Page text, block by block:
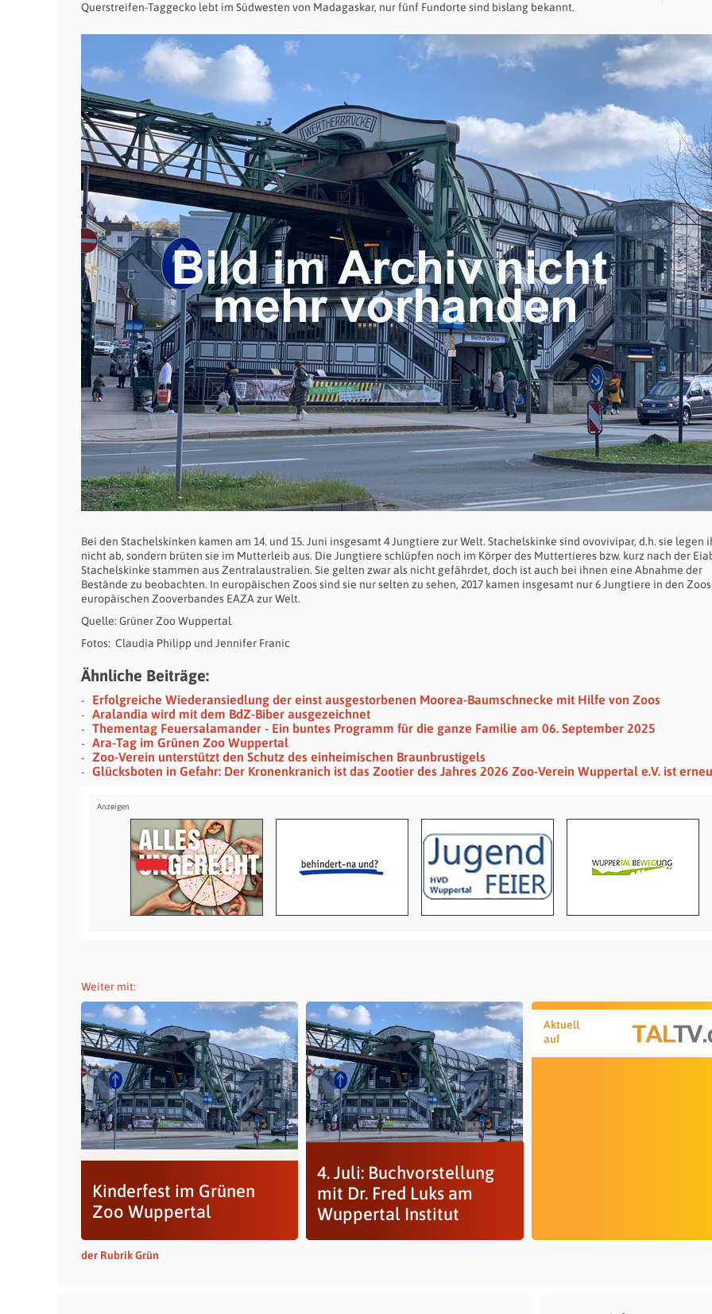
Querstreifen-Taggecko lebt im Südwesten von Madagaskar, nur fünf Fundorte sind bislang bekannt.
Bei den Stachelskinken kamen am 14. und 15. Juni insgesamt 4 Jungtiere zur Welt. Stachelskinke sind ovovivipar, d.h. sie legen
nicht ab, sondern brüten sie im Mutterleib aus. Die Jungtiere schlüpfen noch im Körper des Muttertieres bzw. kurz nach der
Stachelskinke stammen aus Zentralaustralien. Sie gelten zwar als nicht gefährdet, doch ist auch bei ihnen eine Abnahme der
Bestände zu beobachten. In europäischen Zoos sind sie nur selten zu sehen, 2017 kamen insgesamt nur 6 Jungtiere in den
europäischen Zooverbandes EAZA zur Welt.
Quelle: Grüner Zoo Wuppertal
Fotos: Claudia Philipp und Jennifer Franic
Ähnliche Beiträge:
Erfolgreiche Wiederansiedlung der einst ausgestorbenen Moorea-Baumschnecke mit Hilfe von Zoos
Aralandia wird mit dem BdZ-Biber ausgezeichnet
Thementag Feuersalamander - Ein buntes Programm für die ganze Familie am 06. September 2025
Ara-Tag im Grünen Zoo Wuppertal
Zoo-Verein unterstützt den Schutz des einheimischen Braunbrustigels
Glücksboten in Gefahr: Der Kronenkranich ist das Zootier des Jahres 2026 Zoo-Verein Wuppertal e.V. ist
Weiter mit:
Kinderfest im Grünen
Zoo Wuppertal
4. Juli: Buchvorstellung
mit Dr. Fred Luks am
Wuppertal Institut
Aktuell
auf
der Rubrik Grün